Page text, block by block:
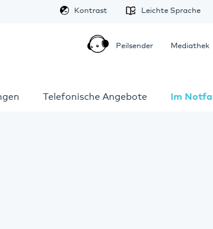
Telefonische Angebote Im Notfall
Leichte Sprache
Kontrast
Mediathek
Peilsender